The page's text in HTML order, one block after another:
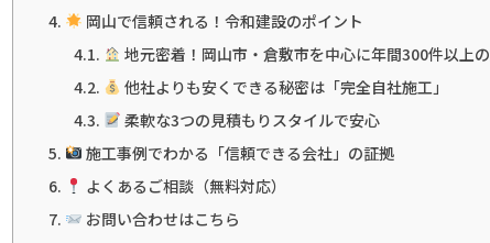
岡山で信頼される！令和建設のポイント
地元密着！岡山市・倉敷市を中心に年間300件以上
他社よりも安くできる秘密は「完全自社施工」
柔軟な3つの見積もりスタイルで安心
施工事例でわかる「信頼できる会社」の証拠
よくあるご相談（無料対応）
お問い合わせはこちら